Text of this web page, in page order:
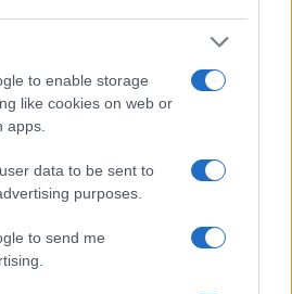
to enable storage
like cookies on web or
apps.
data to be sent to
purposes.
to send me
andavano
ai progressisti americani e
“sanzionati” nell’ultimo
Tra di loro non figurano solo
scientificamente